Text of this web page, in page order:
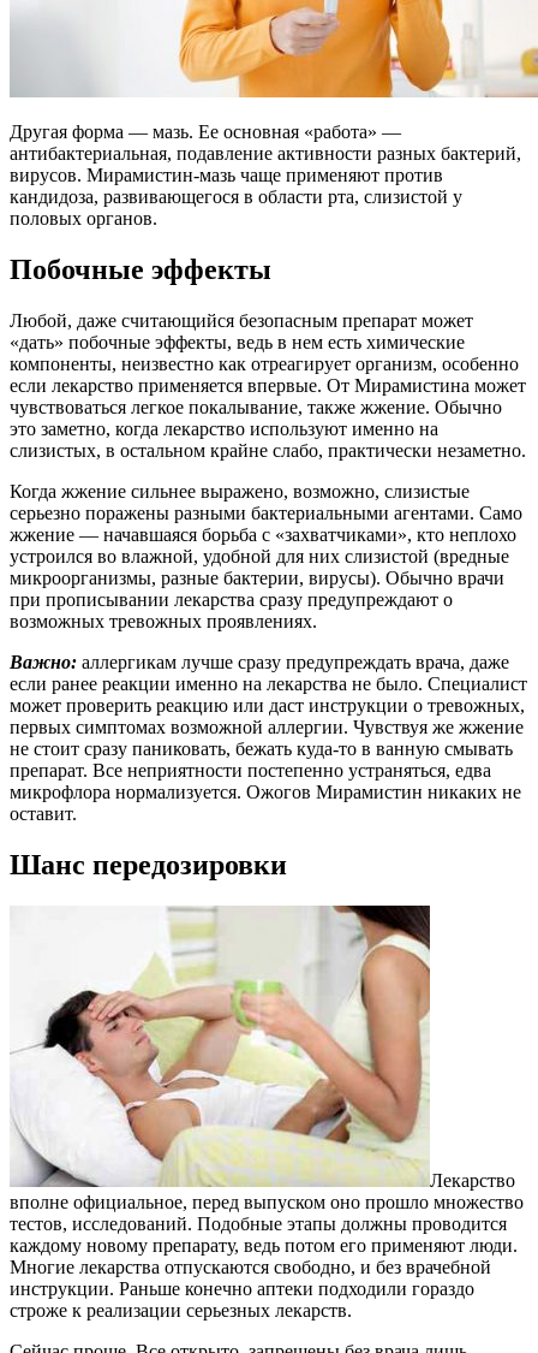
Другая форма — мазь. Ее основная «работа» —
антибактериальная, подавление активности разных бактерий,
вирусов. Мирамистин-мазь чаще применяют против
кандидоза, развивающегося в области рта, слизистой у
половых органов.
Побочные эффекты
Любой, даже считающийся безопасным препарат может
«дать» побочные эффекты, ведь в нем есть химические
компоненты, неизвестно как отреагирует организм, особенно
если лекарство применяется впервые. От Мирамистина может
чувствоваться легкое покалывание, также жжение. Обычно
это заметно, когда лекарство используют именно на
слизистых, в остальном крайне слабо, практически незаметно.
Когда жжение сильнее выражено, возможно, слизистые
серьезно поражены разными бактериальными агентами. Само
жжение — начавшаяся борьба с «захватчиками», кто неплохо
устроился во влажной, удобной для них слизистой (вредные
микроорганизмы, разные бактерии, вирусы). Обычно врачи
при прописывании лекарства сразу предупреждают о
возможных тревожных проявлениях.
Важно: аллергикам лучше сразу предупреждать врача, даже
если ранее реакции именно на лекарства не было. Специалист
может проверить реакцию или даст инструкции о тревожных,
первых симптомах возможной аллергии. Чувствуя же жжение
не стоит сразу паниковать, бежать куда-то в ванную смывать
препарат. Все неприятности постепенно устраняться, едва
микрофлора нормализуется. Ожогов Мирамистин никаких не
оставит.
Шанс передозировки
Лекарство
вполне официальное, перед выпуском оно прошло множество
тестов, исследований. Подобные этапы должны проводится
каждому новому препарату, ведь потом его применяют люди.
Многие лекарства отпускаются свободно, и без врачебной
инструкции. Раньше конечно аптеки подходили гораздо
строже к реализации серьезных лекарств.